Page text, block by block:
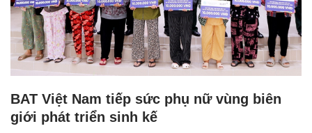
BAT Việt Nam tiếp sức phụ nữ vùng biên
giới phát triển sinh kế